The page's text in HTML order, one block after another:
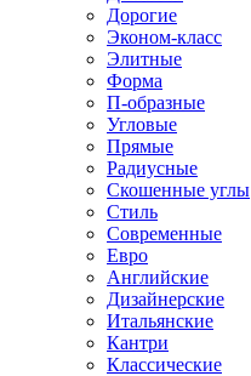
Дорогие
Эконом-класс
Элитные
Форма
П-образные
Угловые
Прямые
Радиусные
Скошенные углы
Стиль
Современные
Евро
Английские
Дизайнерские
Итальянские
Кантри
Классические